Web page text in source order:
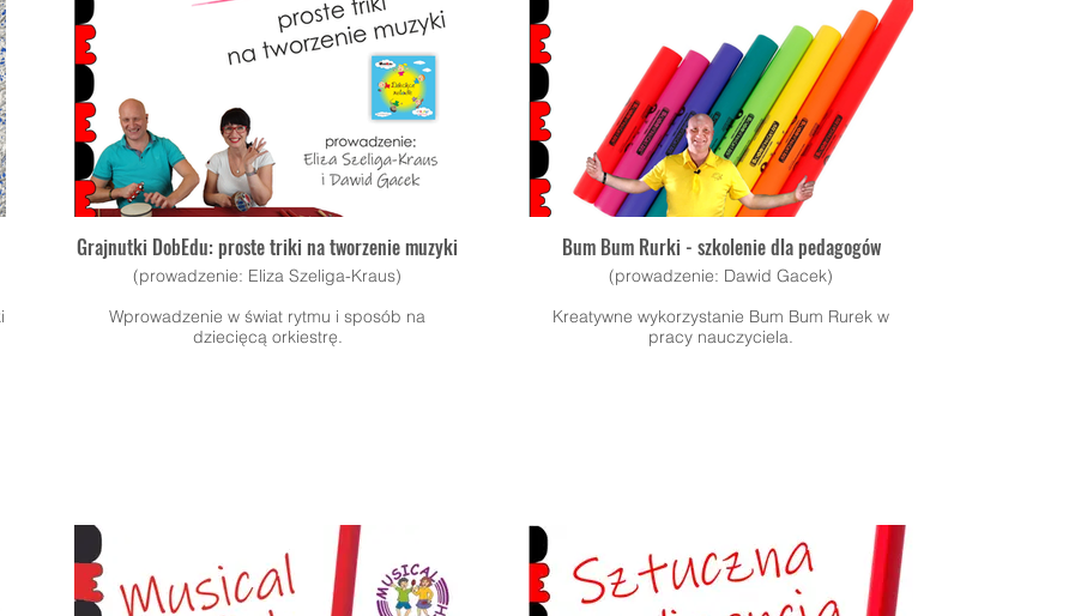
Grajnutki DobEdu: proste triki na tworzenie muzyki
(prowadzenie: Eliza Szeliga-Kraus)
Wprowadzenie w świat rytmu i sposób na
dziecięcą orkiestrę.
Bum Bum Rurki - szkolenie dla pedagogów
(prowadzenie: Dawid Gacek)
Kreatywne wykorzystanie Bum Bum Rurek w
pracy nauczyciela.